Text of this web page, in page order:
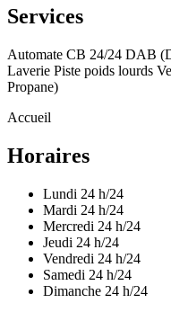
Services
Automate CB 24/24 DAB
Laverie Piste poids lourds
Propane)
Accueil
Horaires
Lundi 24 h/24
Mardi 24 h/24
Mercredi 24 h/24
Jeudi 24 h/24
Vendredi 24 h/24
Samedi 24 h/24
Dimanche 24 h/24